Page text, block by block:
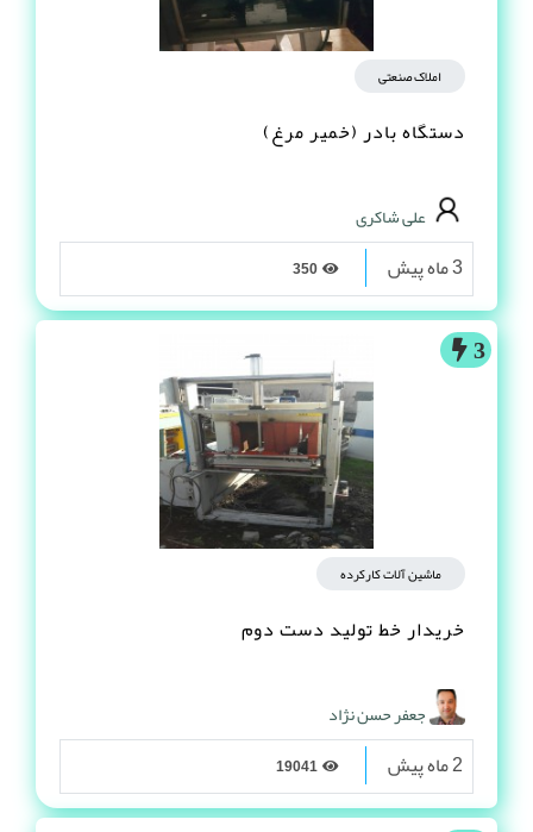
املاک صنعتی
دستگاه بادر (خمیر مرغ)
علی شاکری
3 ماه پیش
3
ماشین آلات کارکرده
خریدار خط تولید دست دوم
جعفر حسن نژاد
2 ماه پیش